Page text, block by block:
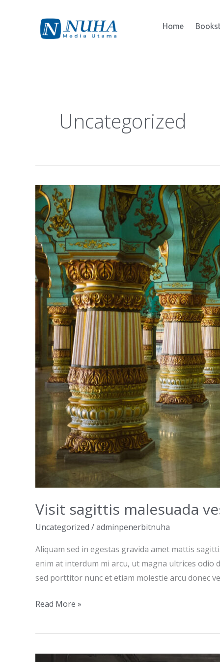
Home
Uncategorized
Visit sagittis malesuada
Uncategorized /adminpenerbitnuha
Aliquam sed in egestas gravida amet mattis
enim at interdum mi arcu, ut magna ultrices odio
sed porttitor nunc et etiam molestie arcu donec
Visit
sagittis
malesuada
vestibulum
Read More »